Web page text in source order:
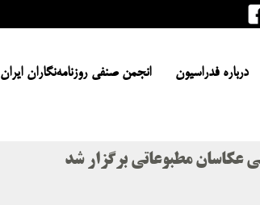
درباره فدراسیون انجمن صنفی روزنامه‌نگاران ایران
عکاسان مطبوعاتی برگزار شد